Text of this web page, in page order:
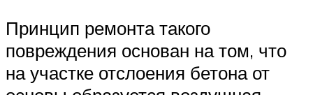
Принцип ремонта такого
повреждения основан на том, что
на участке отслоения бетона от